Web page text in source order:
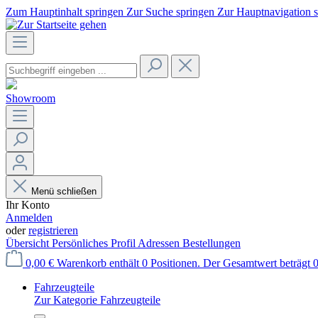
Zum Hauptinhalt springen Zur Suche springen Zur Hauptnavigation
Showroom
Menü schließen
Ihr Konto
Anmelden
oderregistrieren
Übersicht Persönliches Profil Adressen Bestellungen
0,00 € Warenkorb enthält 0 Positionen. Der Gesamtwert beträgt
Fahrzeugteile
Zur Kategorie Fahrzeugteile